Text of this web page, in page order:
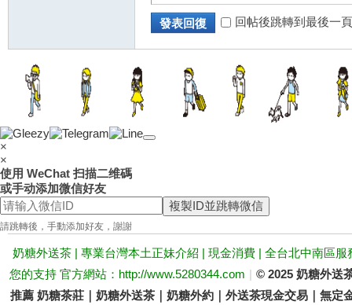
發表回復 回帖後跳轉到最後一頁
×
×
使用 WeChat 扫描二维碼
或手动添加微信好友
複製ID並跳轉微信
請跳轉後，手動添加好友，謝謝
奶糖外送茶 | 專業台灣本土正妹介紹 | 現金消費 | 全台北中南區
您的支持 官方網站：http://www.5280344.com | © 2025 奶糖外送
推薦 奶糖茶莊｜奶糖外送茶｜奶糖外約｜外送茶現金交易｜無